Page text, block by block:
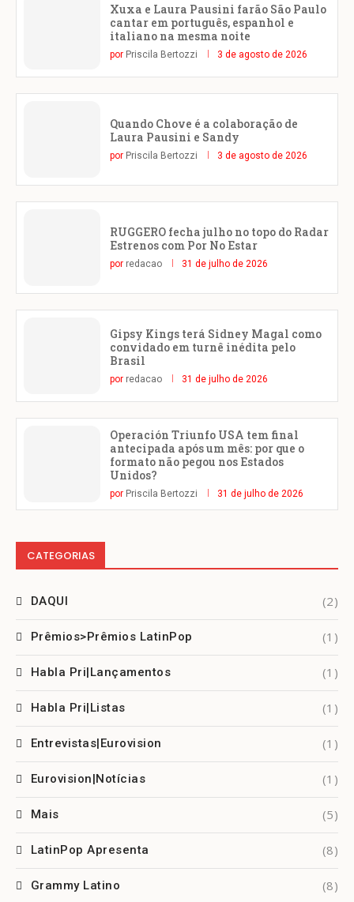
Xuxa e Laura Pausini farão São Paulo
cantar em português, espanhol e
italiano na mesma noite
por Priscila Bertozzi 3 de agosto de 2026
Quando Chove é a colaboração de
Laura Pausini e Sandy
por Priscila Bertozzi 3 de agosto de 2026
RUGGERO fecha julho no topo do Radar
Estrenos com Por No Estar
por redacao 31 de julho de 2026
Gipsy Kings terá Sidney Magal como
convidado em turnê inédita pelo
Brasil
por redacao 31 de julho de 2026
Operación Triunfo USA tem final
antecipada após um mês: por que o
formato não pegou nos Estados
Unidos?
por Priscila Bertozzi 31 de julho de 2026
CATEGORIAS
DAQUI (2)
Prêmios>Prêmios LatinPop (1)
Habla Pri|Lançamentos (1)
Habla Pri|Listas (1)
Entrevistas|Eurovision (1)
Eurovision|Notícias (1)
Mais (5)
LatinPop Apresenta (8)
Grammy Latino (8)